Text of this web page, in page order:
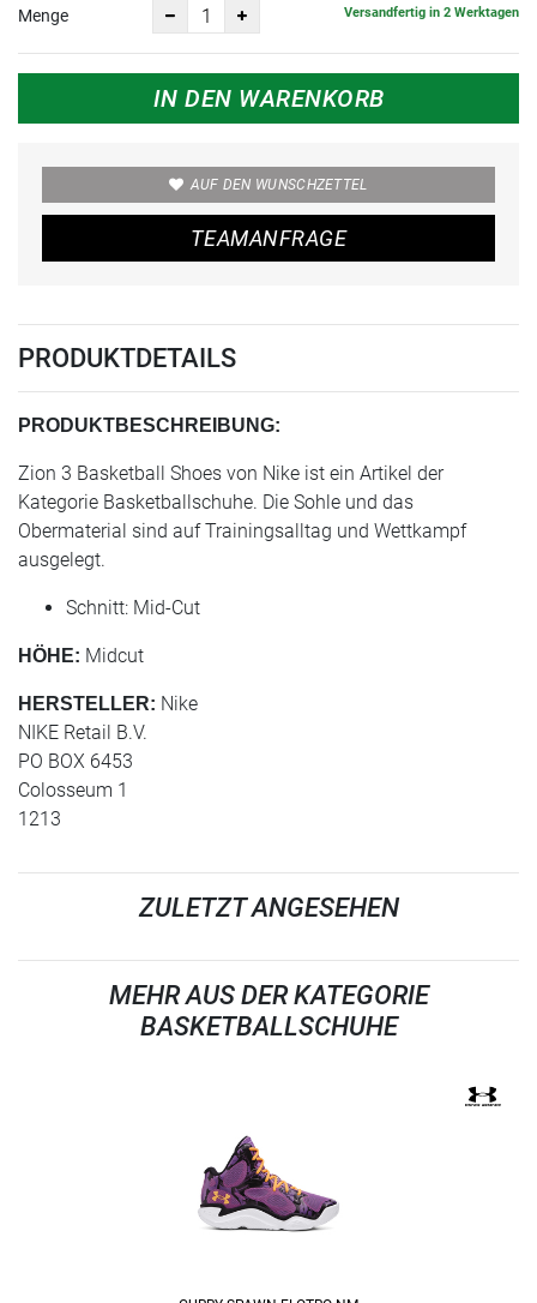
Menge Versandfertig in 2 Werktagen
IN DEN WARENKORB
AUF DEN WUNSCHZETTEL
TEAMANFRAGE
PRODUKTDETAILS
PRODUKTBESCHREIBUNG:
Zion 3 Basketball Shoes von Nike ist ein Artikel der
Kategorie Basketballschuhe. Die Sohle und das
Obermaterial sind auf Trainingsalltag und Wettkampf
ausgelegt.
Schnitt: Mid-Cut
HÖHE: Midcut
HERSTELLER: Nike
NIKE Retail B.V.
PO BOX 6453
Colosseum 1
1213
ZULETZT ANGESEHEN
MEHR AUS DER KATEGORIE
BASKETBALLSCHUHE